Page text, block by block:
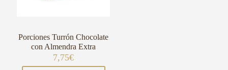
Porciones Turrón Chocolate
con Almendra Extra
7,75€